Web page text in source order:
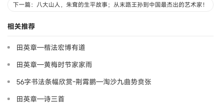
下一篇：八大山人，朱耷的生平故事；从末路王孙到中国最杰出的艺术家！
相关推荐
田英章—楷法宏博有道
田英章—黄梅时节家家雨
56字书法条幅欣赏-荆霄鹏—淘沙九曲势贲张
田英章—诗三首